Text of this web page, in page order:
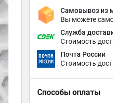
Самовывоз из
Вы можете
Служба
Стоимость
Почта России
Стоимость
Способы оплаты